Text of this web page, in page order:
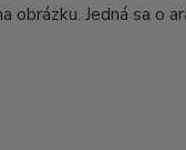
obrázku. Jedná sa o